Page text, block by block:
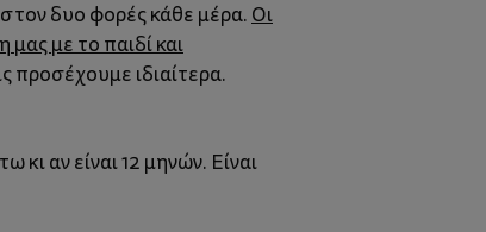
δυο φορές κάθε μέρα. Οι
με το παιδί και
προσέχουμε ιδιαίτερα.
αν είναι 12 μηνών. Είναι